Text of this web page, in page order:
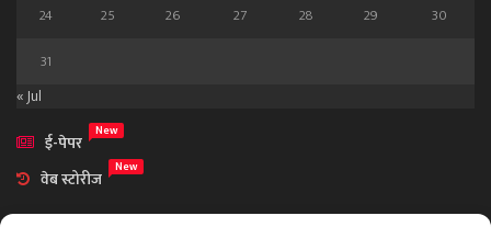
24
25 26 27 28 29
30
31
« Jul
ई-पेपर
New
वेब स्टोरीज New